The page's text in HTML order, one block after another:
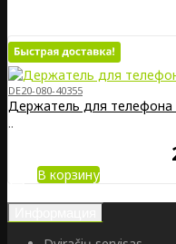
DE20-080-40355
Держатель для телефона
..
В корзину